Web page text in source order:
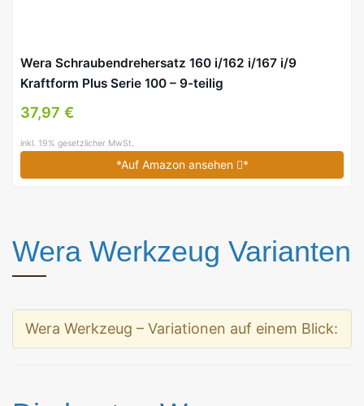
Wera Schraubendrehersatz 160 i/162 i/167 i/9
Kraftform Plus Serie 100 – 9-teilig
37,97 €
inkl. 19% gesetzlicher MwSt.
*Auf Amazon ansehen *
Wera Werkzeug Varianten
Wera Werkzeug – Variationen auf einem Blick: